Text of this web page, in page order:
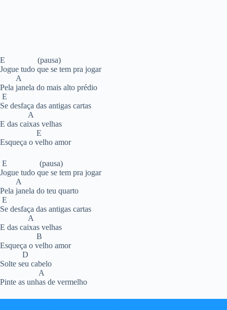
E (pausa)
Jogue tudo que se tem pra jogar
A
Pela janela do mais alto prédio
E
Se desfaça das antigas cartas
A
E das caixas velhas
E
Esqueça o velho amor
E (pausa)
Jogue tudo que se tem pra jogar
A
Pela janela do teu quarto
E
Se desfaça das antigas cartas
A
E das caixas velhas
B
Esqueça o velho amor
D
Solte seu cabelo
A
Pinte as unhas de vermelho